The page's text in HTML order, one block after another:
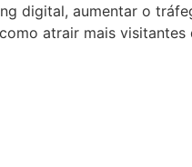
digital, aumentar o
atrair mais visitantes